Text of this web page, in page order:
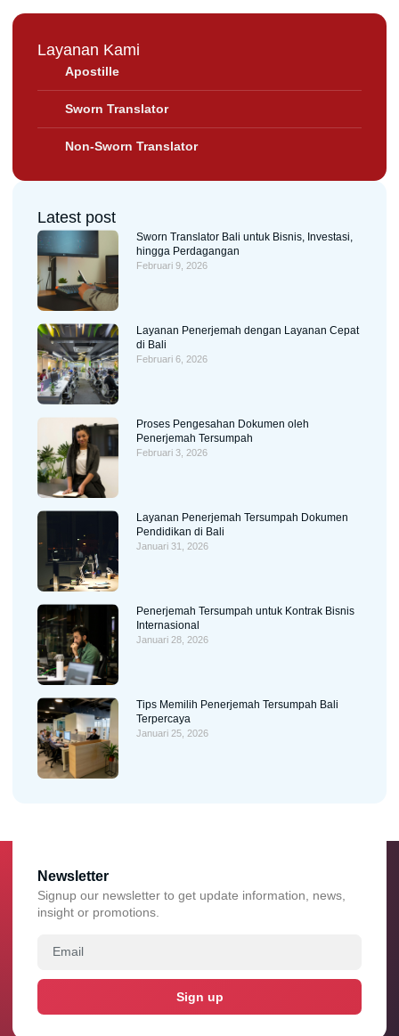
Layanan Kami
Apostille
Sworn Translator
Non-Sworn Translator
Latest post
Sworn Translator Bali untuk Bisnis, Investasi,
hingga Perdagangan
Februari 9, 2026
Layanan Penerjemah dengan Layanan Cepat
di Bali
Februari 6, 2026
Proses Pengesahan Dokumen oleh
Penerjemah Tersumpah
Februari 3, 2026
Layanan Penerjemah Tersumpah Dokumen
Pendidikan di Bali
Januari 31, 2026
Penerjemah Tersumpah untuk Kontrak Bisnis
Internasional
Januari 28, 2026
Tips Memilih Penerjemah Tersumpah Bali
Terpercaya
Januari 25, 2026
Newsletter
Signup our newsletter to get update information, news,
insight or promotions.
Sign up